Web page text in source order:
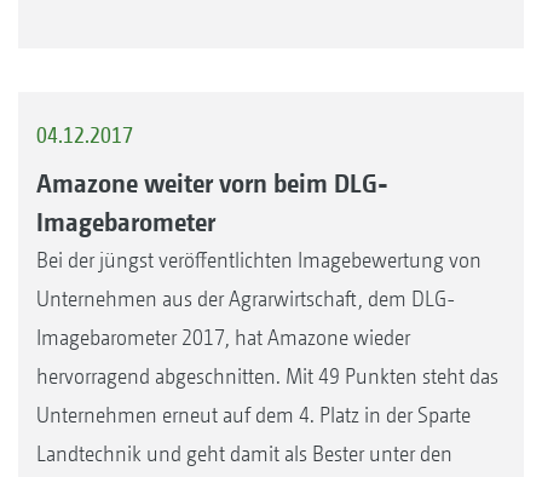
04.12.2017
Amazone weiter vorn beim DLG-
Imagebarometer
Bei der jüngst veröffentlichten Imagebewertung von
Unternehmen aus der Agrarwirtschaft, dem DLG-
Imagebarometer 2017, hat Amazone wieder
hervorragend abgeschnitten. Mit 49 Punkten steht das
Unternehmen erneut auf dem 4. Platz in der Sparte
Landtechnik und geht damit als Bester unter den